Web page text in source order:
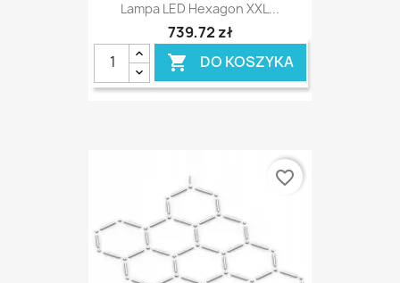
Lampa LED Hexagon XXL...
739,72 zł
 DO KOSZYKA
favorite_border